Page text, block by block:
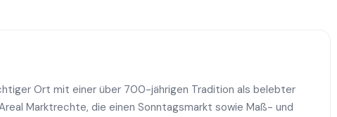
Ort mit einer über 700-jährigen Tradition als belebter
Marktrechte, die einen Sonntagsmarkt sowie Maß- und